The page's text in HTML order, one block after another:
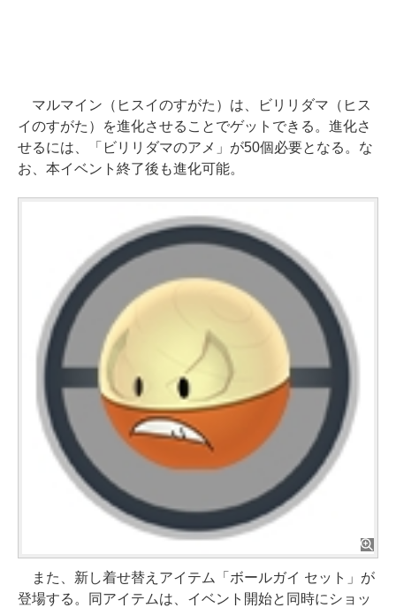
マルマイン（ヒスイのすがた）は、ビリリダマ（ヒス
イのすがた）を進化させることでゲットできる。進化さ
せるには、「ビリリダマのアメ」が50個必要となる。な
お、本イベント終了後も進化可能。
また、新し着せ替えアイテム「ボールガイ セット」が
登場する。同アイテムは、イベント開始と同時にショッ